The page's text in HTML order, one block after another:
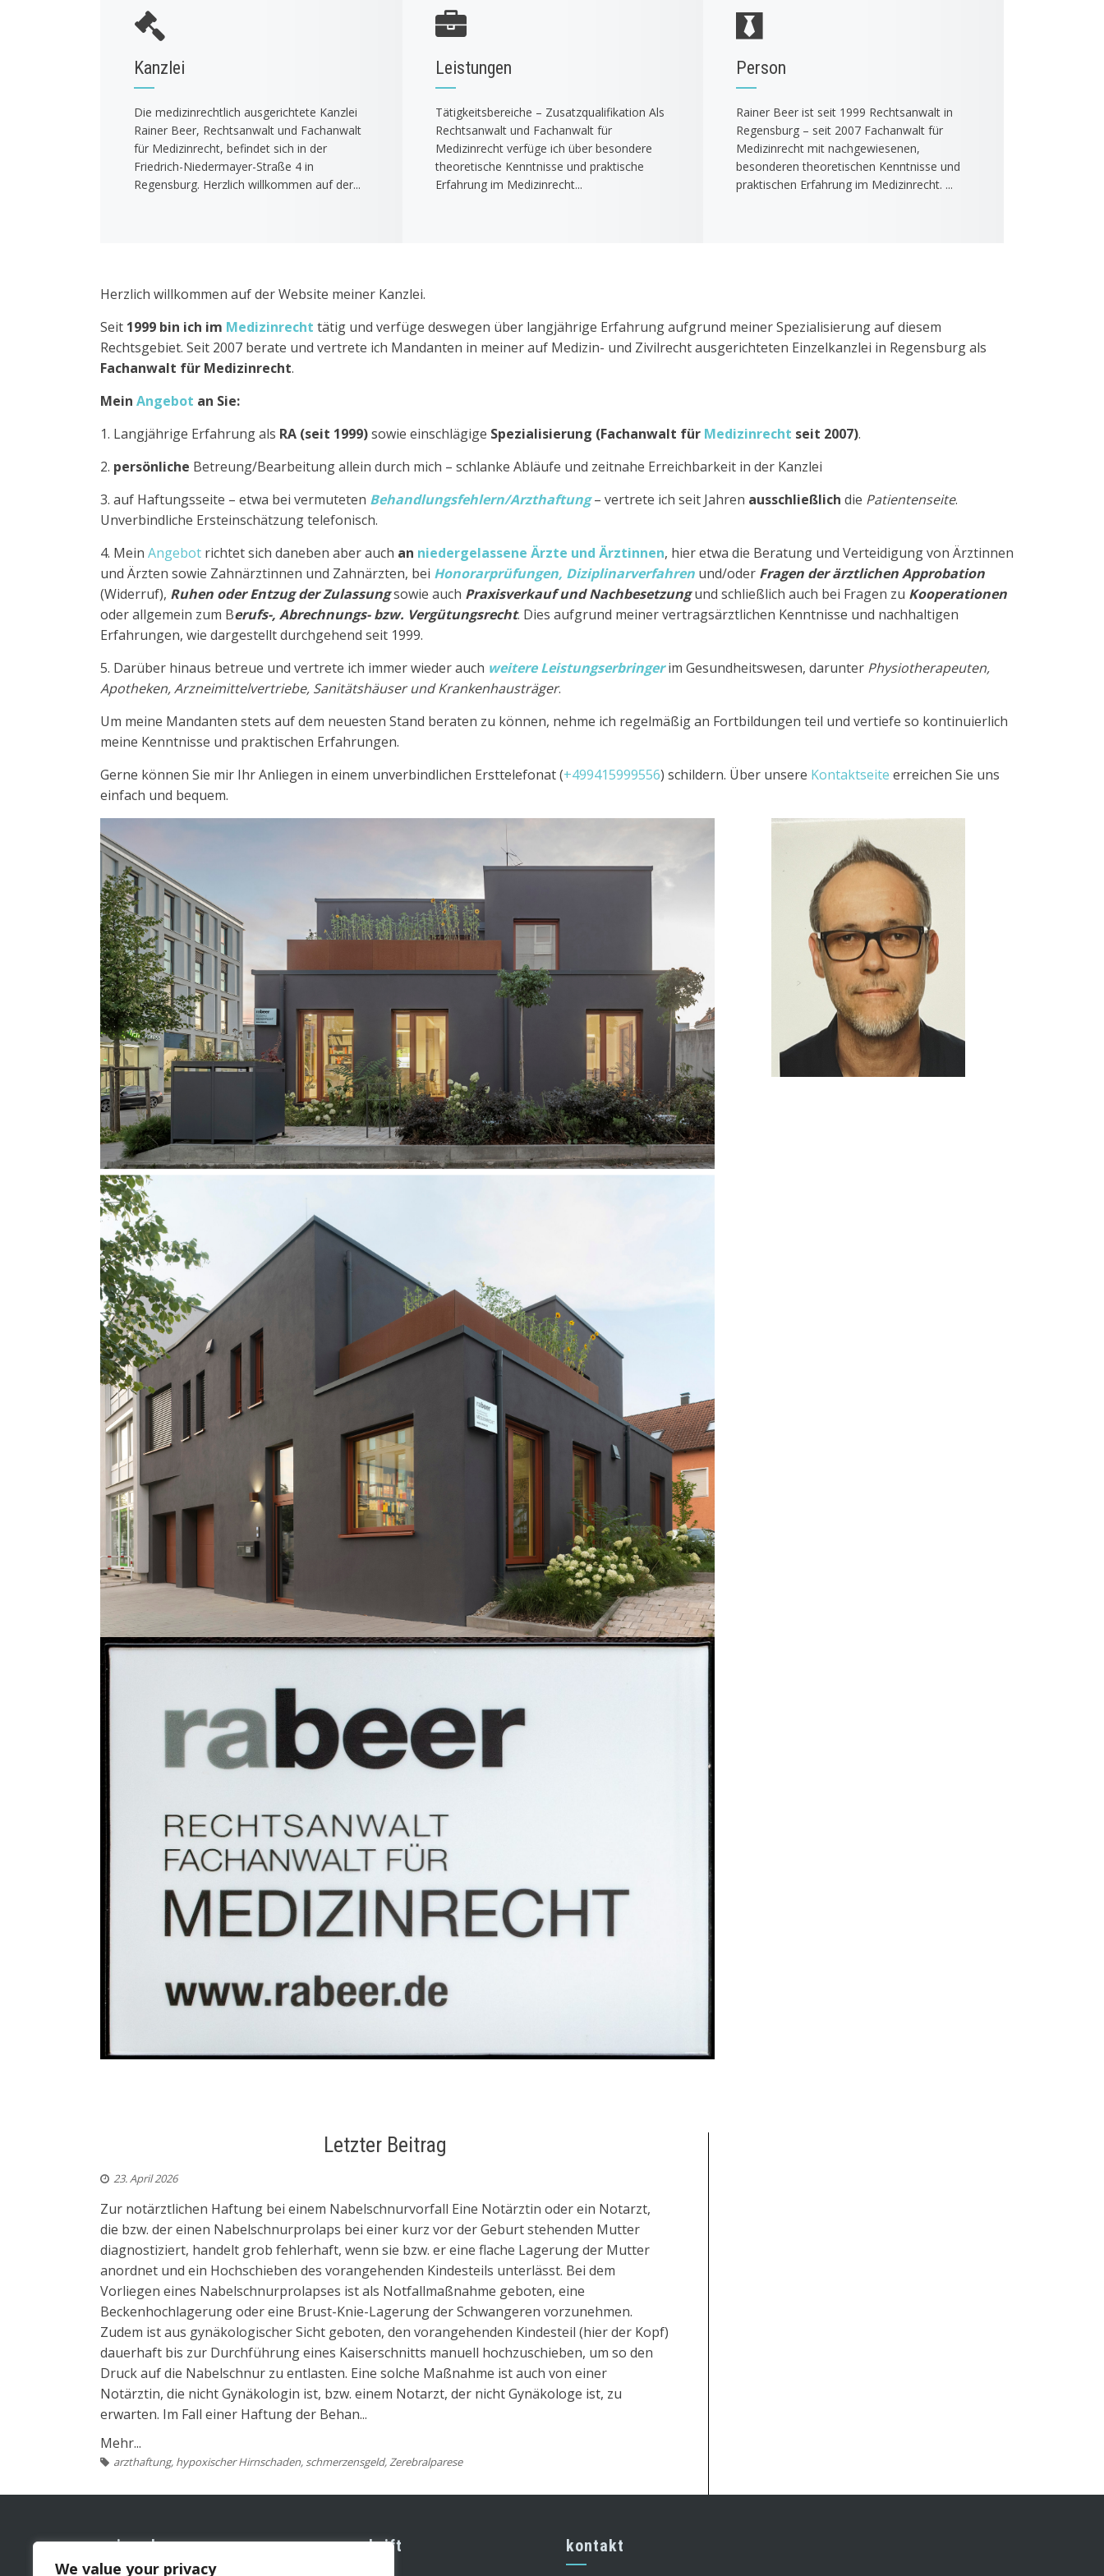
We value your privacy
Kanzlei
Die medizinrechtlich ausgerichtete Kanzlei
Rainer Beer, Rechtsanwalt und Fachanwalt
für Medizinrecht, befindet sich in der
Friedrich-Niedermayer-Straße 4 in
Regensburg. Herzlich willkommen auf der...
Leistungen
Tätigkeitsbereiche – Zusatzqualifikation Als
Rechtsanwalt und Fachanwalt für
Medizinrecht verfüge ich über besondere
theoretische Kenntnisse und praktische
Erfahrung im Medizinrecht...
Person
Rainer Beer ist seit 1999 Rechtsanwalt in
Regensburg – seit 2007 Fachanwalt für
Medizinrecht mit nachgewiesenen,
besonderen theoretischen Kenntnisse und
praktischen Erfahrung im Medizinrecht. ...
Herzlich willkommen auf der Website meiner Kanzlei.
Seit 1999 bin ich im Medizinrecht tätig und verfüge deswegen über langjährige Erfahrung aufgrund meiner Spezialisierung auf diesem
Rechtsgebiet. Seit 2007 berate und vertrete ich Mandanten in meiner auf Medizin- und Zivilrecht ausgerichteten Einzelkanzlei in Regensburg als
Fachanwalt für Medizinrecht.
Mein Angebot an Sie:
1. Langjährige Erfahrung als RA (seit 1999)sowie einschlägige Spezialisierung (Fachanwalt für Medizinrecht seit 2007).
2. persönliche Betreung/Bearbeitung allein durch mich – schlanke Abläufe und zeitnahe Erreichbarkeit in der Kanzlei
3. auf Haftungsseite – etwa bei vermuteten Behandlungsfehlern/Arzthaftung – vertrete ich seit Jahren ausschließlich die Patientenseite.
Unverbindliche Ersteinschätzung telefonisch.
4. Mein Angebot richtet sich daneben aber auch an niedergelassene Ärzte und Ärztinnen, hier etwa die Beratung und Verteidigung von Ärztinnen
und Ärzten sowie Zahnärztinnen und Zahnärzten, bei Honorarprüfungen, Diziplinarverfahren und/oder Fragen der ärztlichen Approbation
(Widerruf), Ruhen oder Entzug der Zulassungsowie auch Praxisverkauf und Nachbesetzungund schließlich auch bei Fragen zu Kooperationen
oder allgemein zum Berufs-, Abrechnungs- bzw. Vergütungsrecht. Dies aufgrund meiner vertragsärztlichen Kenntnisse und nachhaltigen
Erfahrungen, wie dargestellt durchgehend seit 1999.
5. Darüber hinaus betreue und vertrete ich immer wieder auch weitere Leistungserbringer im Gesundheitswesen, darunter Physiotherapeuten,
Apotheken, Arzneimittelvertriebe, Sanitätshäuser und Krankenhausträger.
Um meine Mandanten stets auf dem neuesten Stand beraten zu können, nehme ich regelmäßig an Fortbildungen teil und vertiefe so kontinuierlich
meine Kenntnisse und praktischen Erfahrungen.
Gerne können Sie mir Ihr Anliegen in einem unverbindlichen Ersttelefonat (+499415999556) schildern. Über unsere Kontaktseite erreichen Sie uns
einfach und bequem.
Letzter Beitrag
23. April 2026
Zur notärztlichen Haftung bei einem Nabelschnurvorfall Eine Notärztin oder ein Notarzt,
die bzw. der einen Nabelschnurprolaps bei einer kurz vor der Geburt stehenden Mutter
diagnostiziert, handelt grob fehlerhaft, wenn sie bzw. er eine flache Lagerung der Mutter
anordnet und ein Hochschieben des vorangehenden Kindesteils unterlässt. Bei dem
Vorliegen eines Nabelschnurprolapses ist als Notfallmaßnahme geboten, eine
Beckenhochlagerung oder eine Brust-Knie-Lagerung der Schwangeren vorzunehmen.
Zudem ist aus gynäkologischer Sicht geboten, den vorangehenden Kindesteil (hier der Kopf)
dauerhaft bis zur Durchführung eines Kaiserschnitts manuell hochzuschieben, um so den
Druck auf die Nabelschnur zu entlasten. Eine solche Maßnahme ist auch von einer
Notärztin, die nicht Gynäkologin ist, bzw. einem Notarzt, der nicht Gynäkologe ist, zu
erwarten. Im Fall einer Haftung der Behan...
Mehr...
arzthaftung, hypoxischer Hirnschaden, schmerzensgeld,Zerebralparese
rainer beer anschrift kontakt